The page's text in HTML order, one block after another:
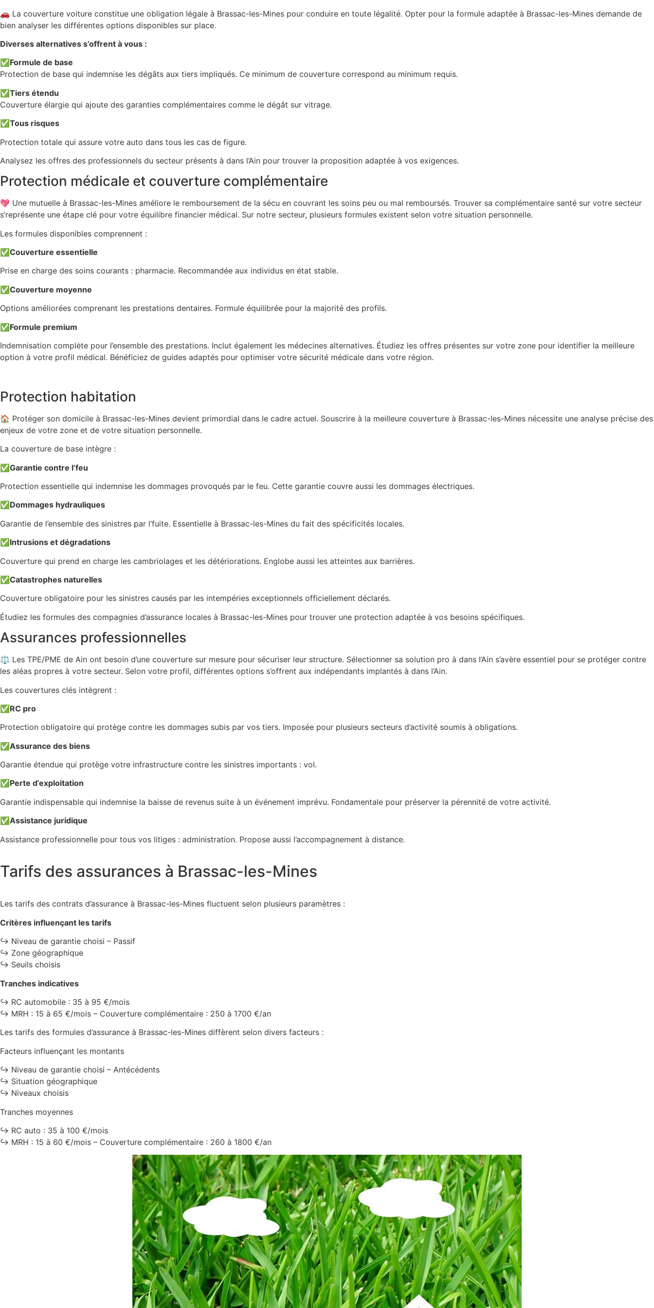
🚗 La couverture voiture constitue une obligation légale à Brassac-les-Mines pour conduire en toute légalité. Opter pour la formule adaptée à Brassac-les-Mines demande de
bien analyser les différentes options disponibles sur place.
Diverses alternatives s’offrent à vous :
✅ Formule de base
Protection de base qui indemnise les dégâts aux tiers impliqués. Ce minimum de couverture correspond au minimum requis.
✅Tiers étendu
Couverture élargie qui ajoute des garanties complémentaires comme le dégât sur vitrage.
✅Tous risques
Protection totale qui assure votre auto dans tous les cas de figure.
Analysez les offres des professionnels du secteur présents à dans l’Ain pour trouver la proposition adaptée à vos exigences.
Protection médicale et couverture complémentaire
💖 Une mutuelle à Brassac-les-Mines améliore le remboursement de la sécu en couvrant les soins peu ou mal remboursés. Trouver sa complémentaire santé sur votre secteur
s’représente une étape clé pour votre équilibre financier médical. Sur notre secteur, plusieurs formules existent selon votre situation personnelle.
Les formules disponibles comprennent :
✅Couverture essentielle
Prise en charge des soins courants : pharmacie. Recommandée aux individus en état stable.
✅Couverture moyenne
Options améliorées comprenant les prestations dentaires. Formule équilibrée pour la majorité des profils.
✅Formule premium
Indemnisation complète pour l’ensemble des prestations. Inclut également les médecines alternatives. Étudiez les offres présentes sur votre zone pour identifier la meilleure
option à votre profil médical. Bénéficiez de guides adaptés pour optimiser votre sécurité médicale dans votre région.
Protection habitation
🏠 Protéger son domicile à Brassac-les-Mines devient primordial dans le cadre actuel. Souscrire à la meilleure couverture à Brassac-les-Mines nécessite une analyse précise des
enjeux de votre zone et de votre situation personnelle.
La couverture de base intègre :
✅Garantie contre l’feu
Protection essentielle qui indemnise les dommages provoqués par le feu. Cette garantie couvre aussi les dommages électriques.
✅ Dommages hydrauliques
Garantie de l’ensemble des sinistres par l’fuite. Essentielle à Brassac-les-Mines du fait des spécificités locales.
✅ Intrusions et dégradations
Couverture qui prend en charge les cambriolages et les détériorations. Englobe aussi les atteintes aux barrières.
✅Catastrophes naturelles
Couverture obligatoire pour les sinistres causés par les intempéries exceptionnels officiellement déclarés.
Étudiez les formules des compagnies d’assurance locales à Brassac-les-Mines pour trouver une protection adaptée à vos besoins spécifiques.
Assurances professionnelles
⚖️ Les TPE/PME de Ain ont besoin d’une couverture sur mesure pour sécuriser leur structure. Sélectionner sa solution pro à dans l’Ain s’avère essentiel pour se protéger contre
les aléas propres à votre secteur. Selon votre profil, différentes options s’offrent aux indépendants implantés à dans l’Ain.
Les couvertures clés intègrent :
✅RC pro
Protection obligatoire qui protège contre les dommages subis par vos tiers. Imposée pour plusieurs secteurs d’activité soumis à obligations.
✅Assurance des biens
Garantie étendue qui protège votre infrastructure contre les sinistres importants : vol.
✅ Perte d’exploitation
Garantie indispensable qui indemnise la baisse de revenus suite à un événement imprévu. Fondamentale pour préserver la pérennité de votre activité.
✅Assistance juridique
Assistance professionnelle pour tous vos litiges : administration. Propose aussi l’accompagnement à distance.
Tarifs des assurances à Brassac-les-Mines
Les tarifs des contrats d’assurance à Brassac-les-Mines fluctuent selon plusieurs paramètres :
Critères influençant les tarifs
↪️ Niveau de garantie choisi – Passif
↪️ Zone géographique
↪️ Seuils choisis
Tranches indicatives
↪️ RC automobile : 35 à 95 €/mois
↪️ MRH : 15 à 65 €/mois – Couverture complémentaire : 250 à 1700 €/an
Les tarifs des formules d’assurance à Brassac-les-Mines diffèrent selon divers facteurs :
Facteurs influençant les montants
↪️ Niveau de garantie choisi – Antécédents
↪️ Situation géographique
↪️ Niveaux choisis
Tranches moyennes
↪️ RC auto : 35 à 100 €/mois
↪️ MRH : 15 à 60 €/mois – Couverture complémentaire : 260 à 1800 €/an